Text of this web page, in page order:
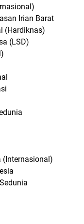
Irian Barat
(Hardiknas)
(LSD)
(Internasional)